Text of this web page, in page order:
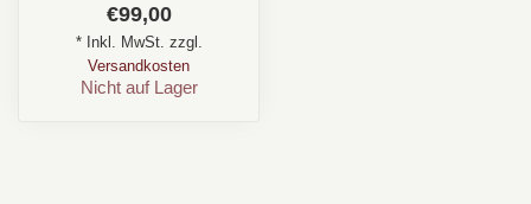
gebrandet und mit indivi...
€99,00
* Inkl. MwSt. zzgl.
Versandkosten
Nicht auf Lager